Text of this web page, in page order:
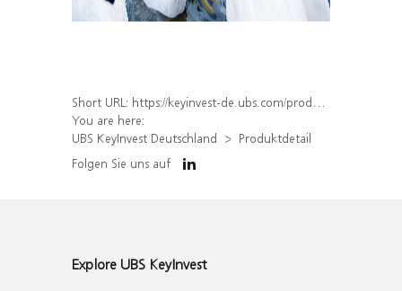
Short URL: https://keyinvest-de.ubs.com/produkt/detail/index/isin/DE000WA7NWV9
You are here:
UBS KeyInvest Deutschland
Produktdetail
Folgen Sie uns auf
Explore UBS KeyInvest